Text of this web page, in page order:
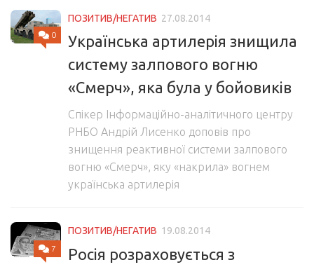
0
ПОЗИТИВ/НЕГАТИВ 27.08.2014
Українська артилерія знищила
систему залпового вогню
«Смерч», яка була у бойовиків
Спікер Інформаційно-аналітичного центру
РНБО Андрій Лисенко доповів про
знищення реактивної системи залпового
вогню «Смерч», яку «накрила» вогнем
українська артилерія
7
ПОЗИТИВ/НЕГАТИВ 19.08.2014
Росія розраховується з